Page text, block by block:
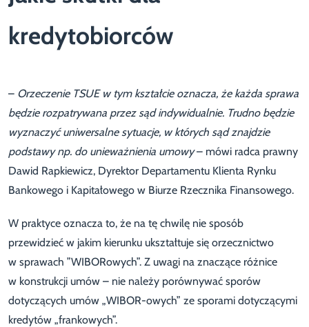
kredytobiorców
– Orzeczenie TSUE w tym kształcie oznacza, że każda sprawa
będzie rozpatrywana przez sąd indywidualnie. Trudno będzie
wyznaczyć uniwersalne sytuacje, w których sąd znajdzie
podstawy np. do unieważnienia umowy– mówi radca prawny
Dawid Rapkiewicz, Dyrektor Departamentu Klienta Rynku
Bankowego i Kapitałowego w Biurze Rzecznika Finansowego.
W praktyce oznacza to, że na tę chwilę nie sposób
przewidzieć w jakim kierunku ukształtuje się orzecznictwo
w sprawach ”WIBORowych”. Z uwagi na znaczące różnice
w konstrukcji umów – nie należy porównywać sporów
dotyczących umów „WIBOR-owych” ze sporami dotyczącymi
kredytów „frankowych”.